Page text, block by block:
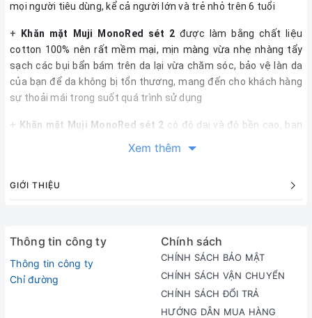
mọi người tiêu dùng, kể cả người lớn và trẻ nhỏ trên 6 tuổi
+ Khăn mặt Muji MonoRed sét 2được làm bằng chất liệu
cotton 100% nên rất mềm mại, mịn màng vừa nhẹ nhàng tẩy
sạch các bụi bẩn bám trên da lại vừa chăm sóc, bảo vệ làn da
của bạn để da không bị tổn thương, mang đến cho khách hàng
sự thoải mái trong suốt quá trình sử dụng
+ Khăn mặt Muji MonoRed sét 2 có độ dai và độ bền cao, bạn
yên tâm sử dụng trong một thời gian dài mà không phải lo lắng
+ Mức giá thành của
vô cùng
Cơ sở1: 49 ngõ 612 La Thành - Ba Đình - Hà Nội ( 024 8588
Xem thêm
GIỚI THIỆU
Thông tin công ty
Thông tin công ty
Chỉ đường
Chính sách
CHÍNH SÁCH BẢO MẬT
CHÍNH SÁCH VẬN CHUYỂN
CHÍNH SÁCH ĐỔI TRẢ
HƯỚNG DẪN MUA HÀNG